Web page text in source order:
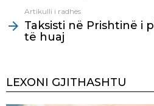
Artikulli i radhës
Taksisti në Prishtinë i
të huaj
LEXONI GJITHASHTU